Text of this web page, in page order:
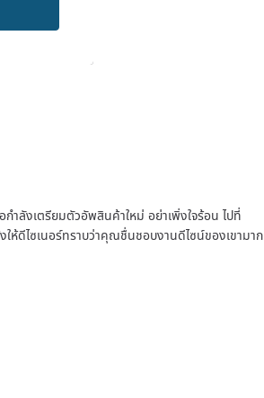
ำลังเตรียมตัวอัพสินค้าใหม่ อย่าเพิ่งใจร้อน ไปที่
ห้ดีไซเนอร์ทราบว่าคุณชื่นชอบงานดีไซน์ของเขามาก